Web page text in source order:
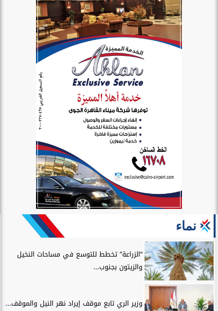
نماء
“الزراعة” تخطط للتوسع في مساحات النخيل
والزيتون بجنوب...
وزير الري تابع موقف إيراد نهر النيل والموقف...